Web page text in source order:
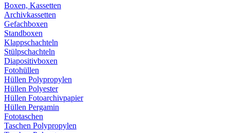
Boxen, Kassetten
Archivkassetten
Gefachboxen
Standboxen
Klappschachteln
Stülpschachteln
Diapositivboxen
Fotohüllen
Hüllen Polypropylen
Hüllen Polyester
Hüllen Fotoarchivpapier
Hüllen Pergamin
Fototaschen
Taschen Polypropylen